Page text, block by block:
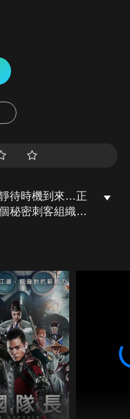
待時機到來…正
秘密刺客組織培
龐大的犯罪網
之間做出抉擇。